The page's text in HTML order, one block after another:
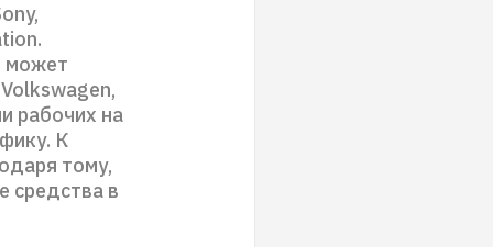
может
рабочих на
К
тому,
средства в